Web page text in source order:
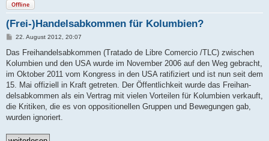
Offline
(Frei-)Handelsabkommen für Kolumbien?
B
i
r
a
22. August 2012, 20:07
Das Frei­han­dels­ab­kommen (Tratado de Libre Comercio /​TLC) zwi­schen
Kolum­bien und den USA wurde im November 2006 auf den Weg gebracht,
im Oktober 2011 vom Kon­gress in den USA rati­fi­ziert und ist nun seit dem
15. Mai offi­ziell in Kraft getreten. Der Öffent­lich­keit wurde das Frei­han­
dels­ab­kommen als ein Ver­trag mit vielen Vor­teilen für Kolum­bien ver­kauft,
die Kri­tiken, die es von oppo­si­tio­nellen Gruppen und Bewe­gungen gab,
wurden igno­riert.